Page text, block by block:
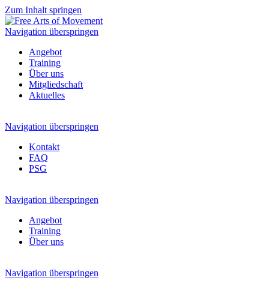
Zum Inhalt springen
Navigation überspringen
Angebot
Training
Über uns
Mitgliedschaft
Aktuelles
Navigation überspringen
Kontakt
FAQ
PSG
Navigation überspringen
Angebot
Training
Über uns
Navigation überspringen